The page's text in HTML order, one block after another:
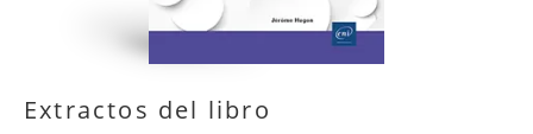
Extractos del libro